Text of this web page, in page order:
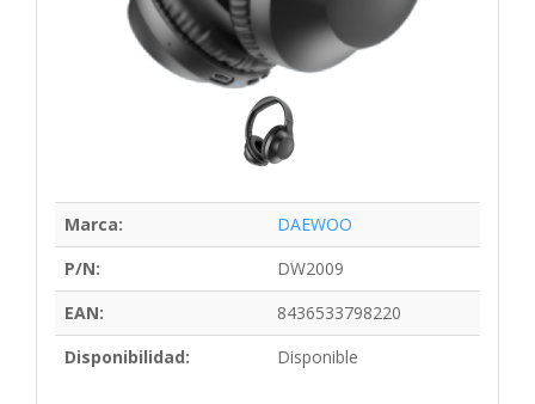
Marca:
DAEWOO
P/N:
DW2009
EAN:
8436533798220
Disponibilidad:
Disponible